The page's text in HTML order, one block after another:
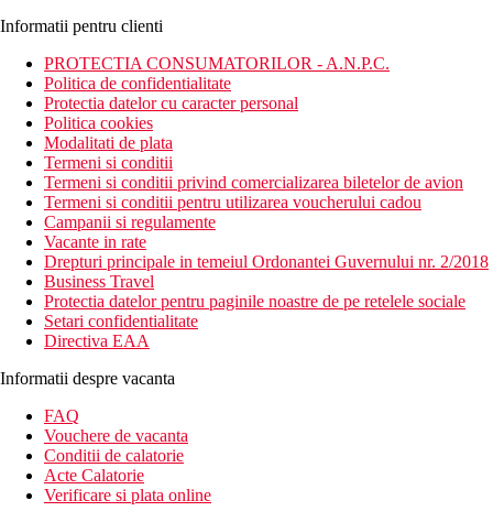
Informatii pentru clienti
PROTECTIA CONSUMATORILOR - A.N.P.C.
Politica de confidentialitate
Protectia datelor cu caracter personal
Politica cookies
Modalitati de plata
Termeni si conditii
Termeni si conditii privind comercializarea biletelor de avion
Termeni si conditii pentru utilizarea voucherului cadou
Campanii si regulamente
Vacante in rate
Drepturi principale in temeiul Ordonantei Guvernului nr. 2/2018
Business Travel
Protectia datelor pentru paginile noastre de pe retelele sociale
Setari confidentialitate
Directiva EAA
Informatii despre vacanta
FAQ
Vouchere de vacanta
Conditii de calatorie
Acte Calatorie
Verificare si plata online